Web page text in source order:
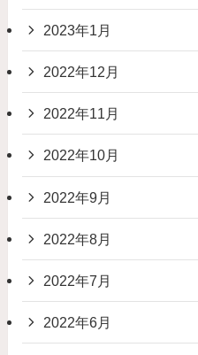
2023年1月
2022年12月
2022年11月
2022年10月
2022年9月
2022年8月
2022年7月
2022年6月